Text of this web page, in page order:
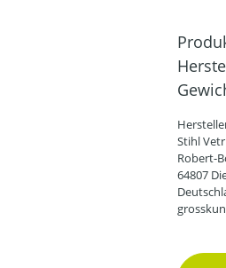
Stihl
Robert-
64807